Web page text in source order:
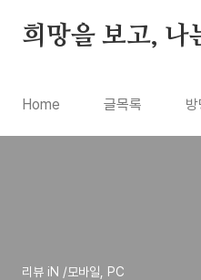
희망을 보고, 나
Home 글목록
리뷰 iN /모바일, PC